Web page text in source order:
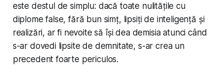
este destul de simplu: dacă toate nulitățile cu
diplome false, fără bun simț, lipsiți de inteligență și
realizări, ar fi nevoite să își dea demisia atunci când
s-ar dovedi lipsite de demnitate, s-ar crea un
precedent foarte periculos.